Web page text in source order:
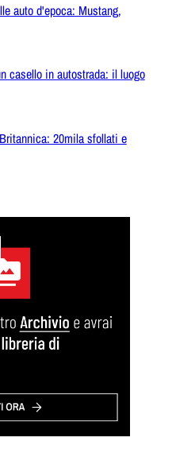
auto d'epoca: Mustang,
casello in autostrada: il luogo
20mila sfollati e